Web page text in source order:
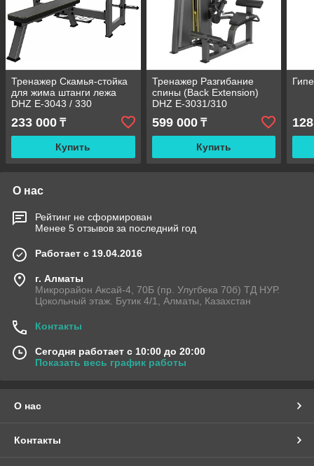
Тренажер Скамья-стойка
для жима штанги лежа
DHZ E-3043 / 330
233 000 ₸
Купить
Тренажер Разгибание
спины (Back Extension)
DHZ E-3031/310
599 000₸
Купить
О нас
Рейтинг не сформирован
Менее 5 отзывов за последний год
Работает с 19.04.2016
г. Алматы
Микрорайон Аксай-4, 70Б (пр. Улугбека 70б) ТД НУР.
Цокольный этаж. Бутик 4/1, Алматы, Казахстан
Контакты
Сегодня работает с 10:00 до 20:00
Показать весь график работы
О нас
Контакты